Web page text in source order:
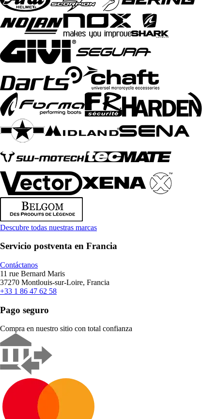
Descubre todas nuestras marcas
Servicio postventa en Francia
Contáctanos
11 rue Bernard Maris
37270 Montlouis-sur-Loire, Francia
+33 1 86 47 62 58
Pago seguro
Compra en nuestro sitio con total confianza